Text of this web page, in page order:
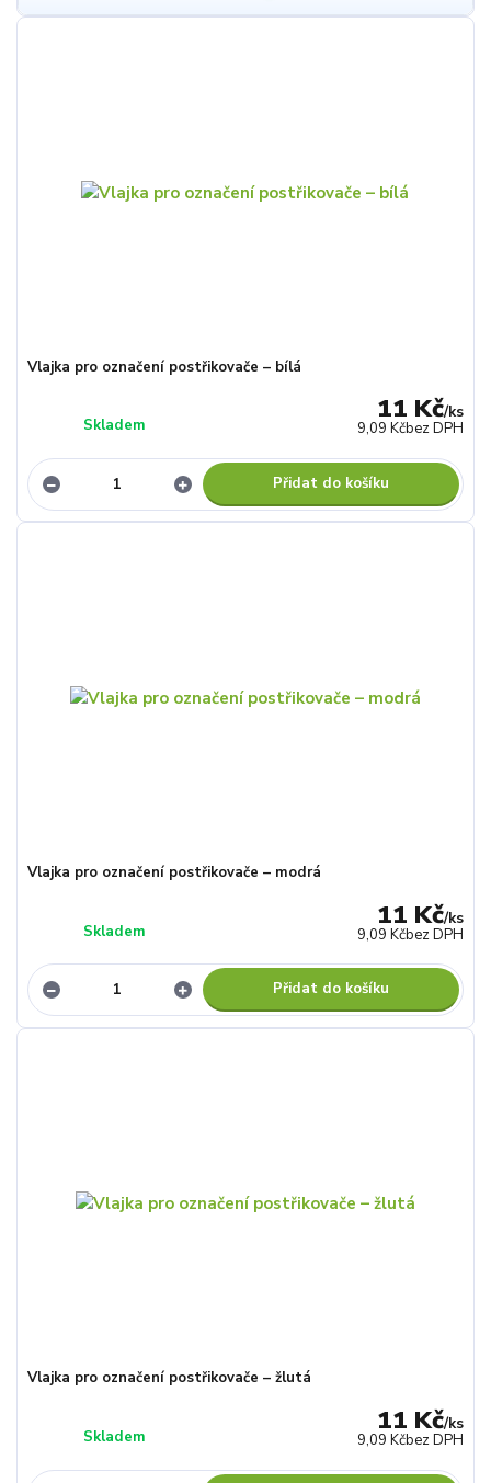
Vlajka pro označení postřikovače – bílá
11 Kč/ks
9,09 Kčbez DPH
Skladem
Přidat do košíku
Vlajka pro označení postřikovače – modrá
11 Kč/ks
9,09 Kčbez DPH
Skladem
Přidat do košíku
Vlajka pro označení postřikovače – žlutá
11 Kč/ks
9,09 Kčbez DPH
Skladem